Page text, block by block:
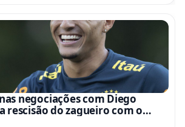
negociações com Diego
rescisão do zagueiro com o